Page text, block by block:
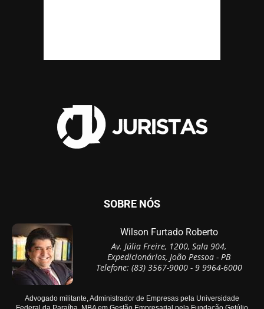
SOBRE NÓS
Wilson Furtado Roberto
Av. Júlia Freire, 1200, Sala 904,
Expedicionários, João Pessoa - PB
Telefone: (83) 3567-9000 - 9 9964-6000
Advogado militante, Administrador de Empresas pela Universidade